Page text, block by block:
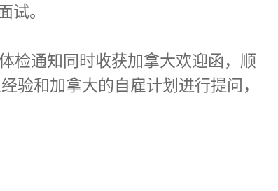
。
检通知同时收获加拿大欢迎函，顺
验和加拿大的自雇计划进行提问，